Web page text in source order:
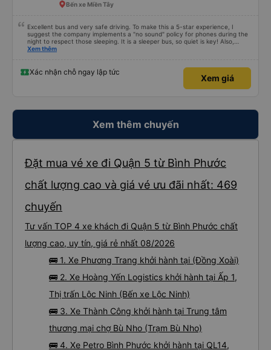
Bến xe Miền Tây
Excellent bus and very safe driving. To make this a 5-star experience, I
suggest the company implements a "no sound" policy for phones during the
night to respect those sleeping. It is a sleeper bus, so quiet is key! Also,
please display the Wi-Fi password clearly inside the cabin for convenience. I
quy định rõ ràng về việc giữ im lặng (tắt âm thanh điện thoại) vào ban đêm
để tránh làm phiền hành khách khác ngủ. Ngoài ra, nhà xe nên dán sẵn mật
khẩu Wi-Fi trong xe để hành khách dễ dàng sử dụng. Tôi vẫn sẽ tiếp tục ủng
Xem thêm
Xác nhận chỗ ngay lập tức
Xem giá
Xem thêm chuyến
Đặt mua vé xe đi Quận 5 từ Bình Phước
chất lượng cao và giá vé ưu đãi nhất: 469
chuyến
Tư vấn TOP 4 xe khách đi Quận 5 từ Bình Phước chất
lượng cao, uy tín, giá rẻ nhất 08/2026
🚌 1. Xe Phương Trang khởi hành tại (Đồng Xoài)
🚌 2. Xe Hoàng Yến Logistics khởi hành tại Ấp 1,
Thị trấn Lộc Ninh (Bến xe Lộc Ninh)
🚌 3. Xe Thành Công khởi hành tại Trung tâm
thương mại chợ Bù Nho (Trạm Bù Nho)
🚌 4. Xe Petro Bình Phước khởi hành tại QL14,